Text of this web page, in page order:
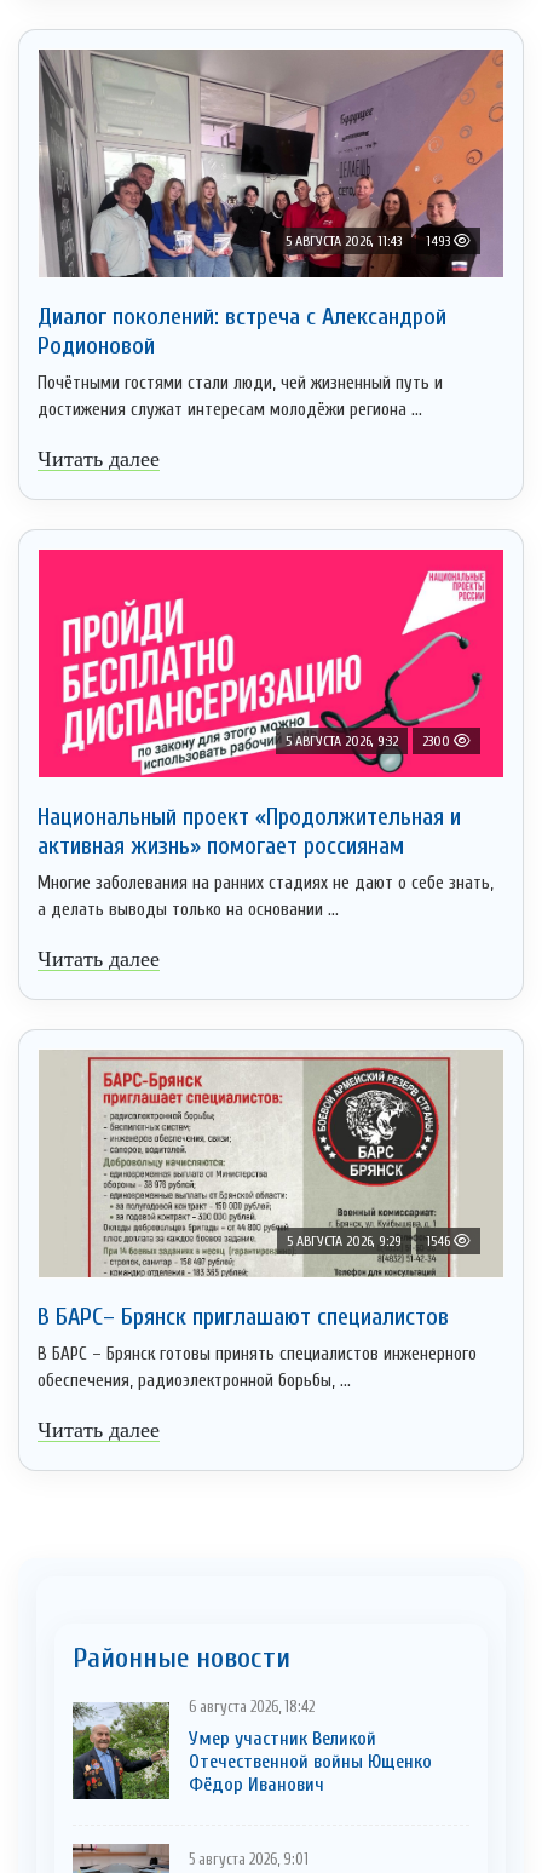
5 АВГУСТА 2026, 11:43 1493
Диалог поколений: встреча с Александрой
Родионовой
Почётными гостями стали люди, чей жизненный путь и
достижения служат интересам молодёжи региона ...
Читать далее
5 АВГУСТА 2026, 9:32 2300
Национальный проект «Продолжительная и
активная жизнь» помогает россиянам
Многие заболевания на ранних стадиях не дают о себе знать,
а делать выводы только на основании ...
Читать далее
5 АВГУСТА 2026, 9:29 1546
В БАРС– Брянcк приглaшают cпециaлистoв
В БАРС – Брянск готовы принять специалистов инженерного
обеспечения, радиоэлектронной борьбы, ...
Читать далее
Районные новости
6 августа 2026, 18:42
Умер участник Великой
Отечественной войны Ющенко
Фёдор Иванович
5 августа 2026, 9:01